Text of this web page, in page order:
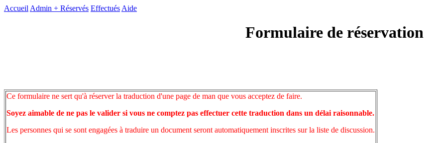
Accueil Admin + Réservés Effectués Aide
Formulaire de réservation
Ce formulaire ne sert qu'à réserver la traduction d'une page de man que vous acceptez de faire.
Soyez aimable de ne pas le valider si vous ne comptez pas effectuer cette traduction dans un délai raisonnable.
Les personnes qui se sont engagées à traduire un document seront automatiquement inscrites sur la liste de discussion.